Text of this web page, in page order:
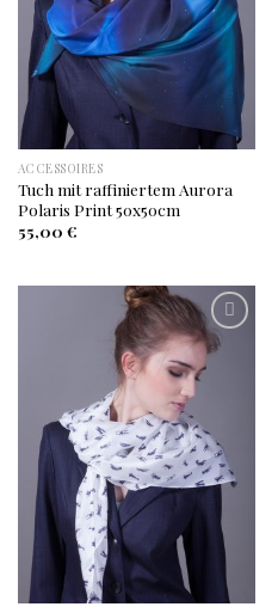
ACCESSOIRES
Tuch mit raffiniertem Aurora
Polaris Print 50x50cm
55,00 €
die
Wunschliste